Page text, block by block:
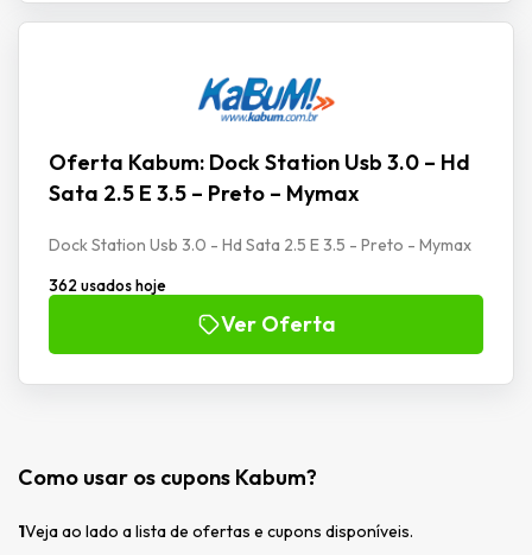
Oferta Kabum: Dock Station Usb 3.0 – Hd
Sata 2.5 E 3.5 – Preto – Mymax
Dock Station Usb 3.0 - Hd Sata 2.5 E 3.5 - Preto - Mymax
362 usados hoje
Ver Oferta
Como usar os cupons Kabum?
1Veja ao lado a lista de ofertas e cupons disponíveis.